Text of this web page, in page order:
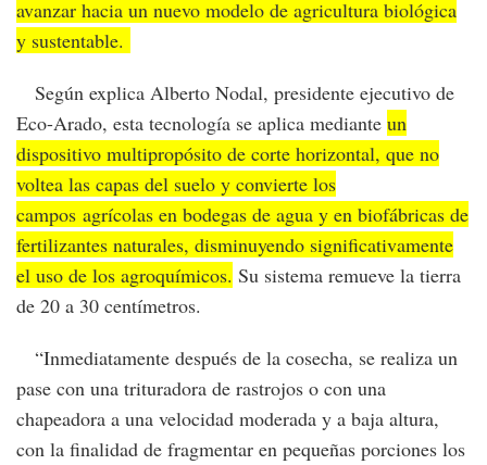
avanzar hacia un nuevo modelo de agricultura biológica
y sustentable.
Según explica Alberto Nodal, presidente ejecutivo de
Eco-Arado, esta tecnología se aplica mediante un
dispositivo multipropósito de corte horizontal, que no
voltea las capas del suelo y convierte los
campos agrícolas en bodegas de agua y en biofábricas de
fertilizantes naturales, disminuyendo signiﬁcativamente
el uso de los agroquímicos. Su sistema remueve la tierra
de 20 a 30 centímetros.
“Inmediatamente después de la cosecha, se realiza un
pase con una trituradora de rastrojos o con una
chapeadora a una velocidad moderada y a baja altura,
con la finalidad de fragmentar en pequeñas porciones los